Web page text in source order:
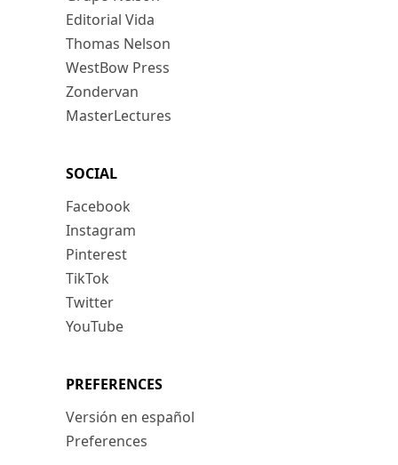
Editorial Vida
Thomas Nelson
WestBow Press
Zondervan
MasterLectures
SOCIAL
Facebook
Instagram
Pinterest
TikTok
Twitter
YouTube
PREFERENCES
Versión en español
Preferences